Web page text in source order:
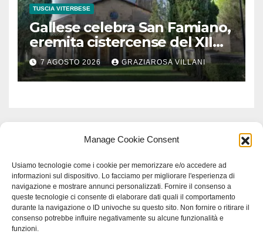
Manage Cookie Consent
Usiamo tecnologie come i cookie per memorizzare e/o accedere ad
informazioni sul dispositivo. Lo facciamo per migliorare l'esperienza di
navigazione e mostrare annunci personalizzati. Fornire il consenso a
queste tecnologie ci consente di elaborare dati quali il comportamento
durante la navigazione o ID univoche su questo sito. Non fornire o ritirare il
consenso potrebbe influire negativamente su alcune funzionalità e
funzioni.
TUSCIA VITERBESE
Gallese celebra San Famiano,
eremita cistercense del XII
secolo
7 AGOSTO 2026 GRAZIAROSA VILLANI